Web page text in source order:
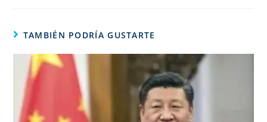
TAMBIÉN PODRÍA GUSTARTE